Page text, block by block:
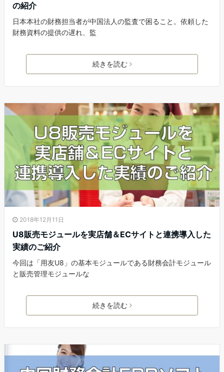
の紹介
日本本社の財務担当者が中国法人の監査で困ること。依頼した
財務資料の提供の遅れ、監
続きを読む
2018年12月11日
U8販売モジュールを実店舗＆ECサイトと連携導入した
実績のご紹介
今回は「用友U8」の基本モジュールである財務会計モジュール
と販売管理モジュールな
続きを読む